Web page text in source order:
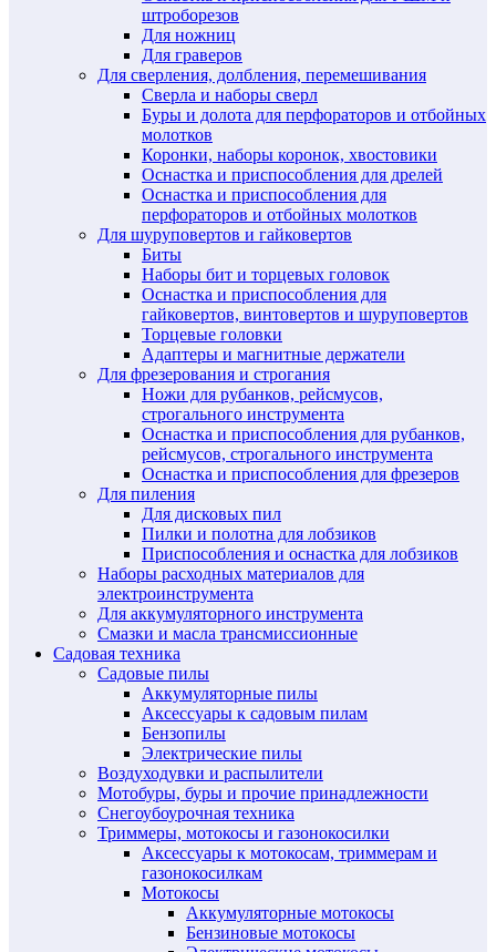
штроборезов
Для ножниц
Для граверов
Для сверления, долбления, перемешивания
Сверла и наборы сверл
Буры и долота для перфораторов и отбойных
молотков
Коронки, наборы коронок, хвостовики
Оснастка и приспособления для дрелей
Оснастка и приспособления для
перфораторов и отбойных молотков
Для шуруповертов и гайковертов
Биты
Наборы бит и торцевых головок
Оснастка и приспособления для
гайковертов, винтовертов и шуруповертов
Торцевые головки
Адаптеры и магнитные держатели
Для фрезерования и строгания
Ножи для рубанков, рейсмусов,
строгального инструмента
Оснастка и приспособления для рубанков,
рейсмусов, строгального инструмента
Оснастка и приспособления для фрезеров
Для пиления
Для дисковых пил
Пилки и полотна для лобзиков
Приспособления и оснастка для лобзиков
Наборы расходных материалов для
электроинструмента
Для аккумуляторного инструмента
Смазки и масла трансмиссионные
Садовая техника
Садовые пилы
Аккумуляторные пилы
Аксессуары к садовым пилам
Бензопилы
Электрические пилы
Воздуходувки и распылители
Мотобуры, буры и прочие принадлежности
Снегоубоурочная техника
Триммеры, мотокосы и газонокосилки
Аксессуары к мотокосам, триммерам и
газонокосилкам
Мотокосы
Аккумуляторные мотокосы
Бензиновые мотокосы